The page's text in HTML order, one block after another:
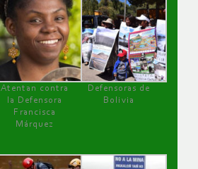
Atentan contra
la Defensora
Francisca
Márquez
Defensoras de
Bolivia